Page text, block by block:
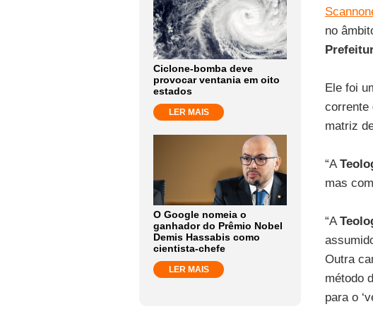
Ciclone-bomba deve
provocar ventania em oito
estados
LER MAIS
O Google nomeia o
ganhador do Prêmio Nobel
Demis Hassabis como
cientista-chefe
LER MAIS
no
Ele foi
corrente
matriz
“A
mas
“A
Outra
método
para o